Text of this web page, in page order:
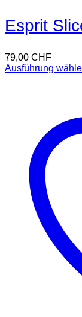
Esprit
79,00 CHF
Ausführung